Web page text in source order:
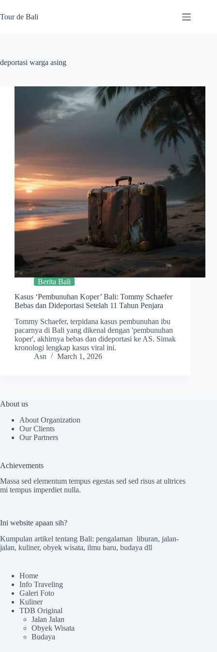
to
content
Tour de Bali
deportasi warga asing
Berita Bali
Kasus ‘Pembunuhan Koper’ Bali: Tommy Schaefer
Bebas dan Dideportasi Setelah 11 Tahun Penjara
Tommy Schaefer, terpidana kasus pembunuhan ibu
pacarnya di Bali yang dikenal dengan 'pembunuhan
koper', akhirnya bebas dan dideportasi ke AS. Simak
kronologi lengkap kasus viral ini.
Asn
March 1, 2026
About us
About Organization
Our Clients
Our Partners
Achievements
Massa sed elementum tempus egestas sed sed risus at ultrices
mi tempus imperdiet nulla.
Ini website apaan sih?
Kumpulan artikel tentang Bali: pengalaman liburan, jalan-
jalan, kuliner, obyek wisata, ilmu baru, budaya dll
Home
Info Traveling
Galeri Foto
Kuliner
TDB Original
Jalan Jalan
Obyek Wisata
Budaya